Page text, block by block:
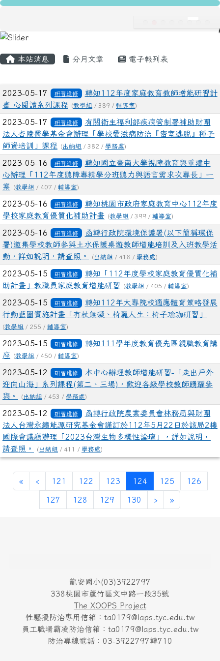
跳至主內容區
龍安國民小學
本站消息 分月文章 電子報列表
文章列表
2023-05-17 研習進修
轉知112年度家庭教育教師增能研習計
畫-心閱讀系列課程
(教學組 / 389 / 輔導室)
2023-05-17 研習進修
有關衛生福利部疾病管制署補助財團
法人杏陵醫學基金會辦理「學校愛滋病防治『密室逃脫』種子
師資培訓」課程
(出納組 / 382 / 學務處)
2023-05-16 研習進修
轉知國立臺南大學視障教育與重建中
心辦理「112年度聽障專精學分班聽力與語言需求次專長」一
案
(教學組 / 407 / 輔導室)
2023-05-16 研習進修
轉知桃園市政府家庭教育中心112年度
學校家庭教育優質化補助計畫 (教學組 / 399 / 輔導室)
2023-05-16 研習進修
函轉行政院環境保護署(以下簡稱環保
署)邀集學校教師參與土水保護桌遊教師增能培訓及入班教學活
動，詳如說明，請查照。
(出納組 / 418 / 學務處)
2023-05-15 研習進修
轉知「112年度學校家庭教育優質化補
助計畫」教職員家庭教育增能研習
(教學組 / 405 / 輔導室)
2023-05-15 研習進修
轉知112年大專院校適應體育策略發展
行動藍圖實施計畫「有杖無礙、椅麗人生：椅子瑜珈研習」
(教學組 / 255 / 輔導室)
2023-05-15 研習進修
轉知111學年度教育優先區親職教育講
座
(教學組 / 450 / 輔導室)
2023-05-12 研習進修
本中心辦理教師增能研習-「走出戶外
迎向山海」系列課程(第二、三場)，歡迎各級學校教師踴躍參
與。
(出納組 / 453 / 學務處)
2023-05-12 研習進修
函轉行政院農業委員會林務局與財團
法人台灣永續能源研究基金會謹訂於112年5月22日於該局2樓
國際會議廳辦理「2023台灣生物多樣性論壇」，詳如說明，
請查照。
(出納組 / 411 / 學務處)
«第一頁
‹上一頁
121 122 123 124(目前頁次)
125 126
127 128 129 130 ›下一頁
»最後頁
龍安國小(03)3922797
338桃園市蘆竹區文中路一段35號
The XOOPS Project
性騷擾防治專用信箱：ta0179@laps.tyc.edu.tw
員工職場霸凌防治信箱：ta0179@laps.tyc.edu.tw
防治專線電話：03-3922797轉710